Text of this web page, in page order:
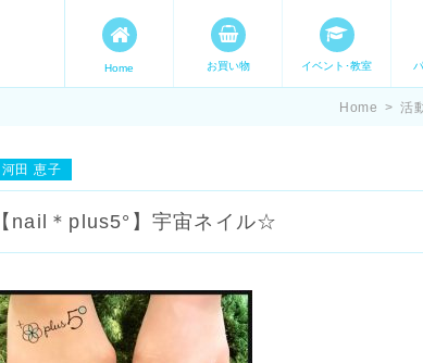
。 手づくり表現ステー
Home お買い物 イベント･教室
Home > 活
河田 恵子
【nail＊plus5°】宇宙ネイル☆